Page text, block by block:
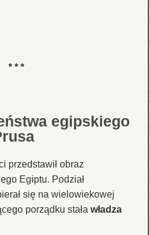
* * *
egipskiego
przedstawił obraz
Egiptu. Podział
się na wielowiekowej
porządku stała władza